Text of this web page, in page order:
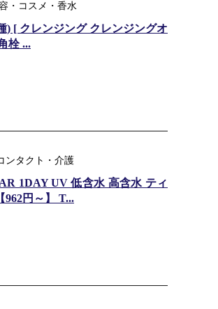
・コスメ・香水
) [ クレンジング クレンジングオ
栓 ...
ンタクト・介護
1DAY UV 低含水 高含水 ティ
962円～】 T...